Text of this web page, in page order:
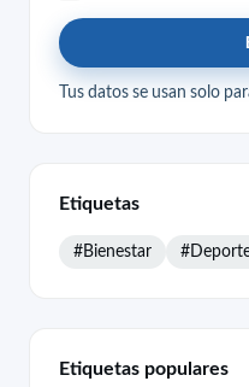
Tus datos se usan solo
Etiquetas
#Bienestar
Etiquetas populares